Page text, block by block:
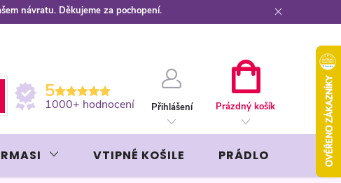
návratu. Děkujeme za pochopení.
5
1000+ hodnocení Přihlášení
KOŠÍK
Prázdný košík
VTIPNÉ KOŠILE PRÁDLO